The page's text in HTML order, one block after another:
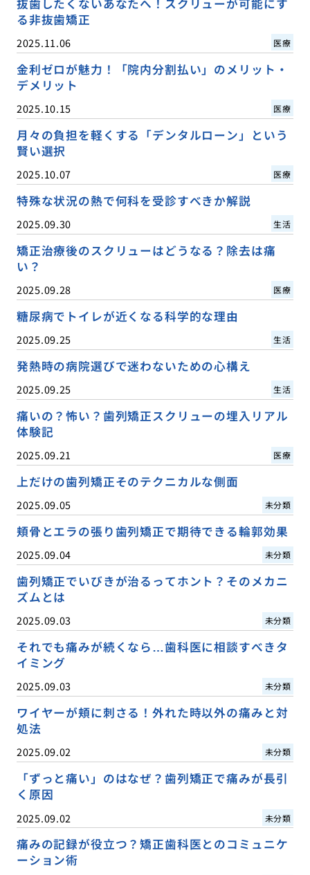
る非抜歯矯正
2025.11.06 医療
金利ゼロが魅力！「院内分割払い」のメリット・
デメリット
2025.10.15 医療
月々の負担を軽くする「デンタルローン」という
賢い選択
2025.10.07 医療
特殊な状況の熱で何科を受診すべきか解説
2025.09.30 生活
矯正治療後のスクリューはどうなる？除去は痛
い？
2025.09.28 医療
糖尿病でトイレが近くなる科学的な理由
2025.09.25 生活
発熱時の病院選びで迷わないための心構え
2025.09.25 生活
痛いの？怖い？歯列矯正スクリューの埋入リアル
体験記
2025.09.21 医療
上だけの歯列矯正そのテクニカルな側面
2025.09.05 未分類
頬骨とエラの張り歯列矯正で期待できる輪郭効果
2025.09.04 未分類
歯列矯正でいびきが治るってホント？そのメカニ
ズムとは
2025.09.03 未分類
それでも痛みが続くなら…歯科医に相談すべきタ
イミング
2025.09.03 未分類
ワイヤーが頬に刺さる！外れた時以外の痛みと対
処法
2025.09.02 未分類
「ずっと痛い」のはなぜ？歯列矯正で痛みが長引
く原因
2025.09.02 未分類
痛みの記録が役立つ？矯正歯科医とのコミュニケ
ーション術